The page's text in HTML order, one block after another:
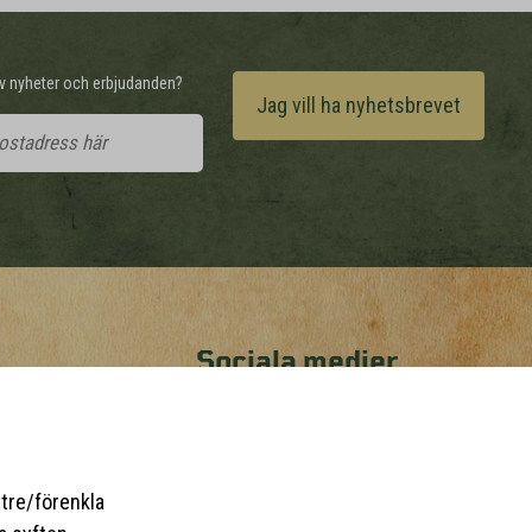
nyheter och erbjudanden?
Jag vill ha nyhetsbrevet
Sociala medier
förenkla